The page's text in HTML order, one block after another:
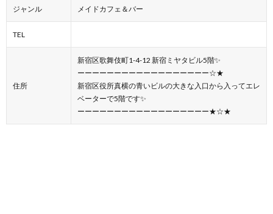
ジャンル メイドカフェ＆バー
TEL
住所
新宿区歌舞伎町1-4-12 新宿ミヤタビル5階✨
ーーーーーーーーーーーーーーーーーー☆★
新宿区役所真横の青いビルの大きな入口から入ってエレ
ベーターで5階です✨
ーーーーーーーーーーーーーーーーーー★☆★